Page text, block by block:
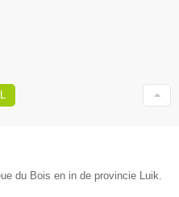
du Bois en in de provincie Luik.